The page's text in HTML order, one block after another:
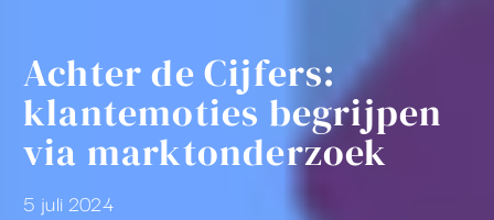
Achter de Cijfers:
klantemoties begrijpen
via marktonderzoek
5 juli 2024